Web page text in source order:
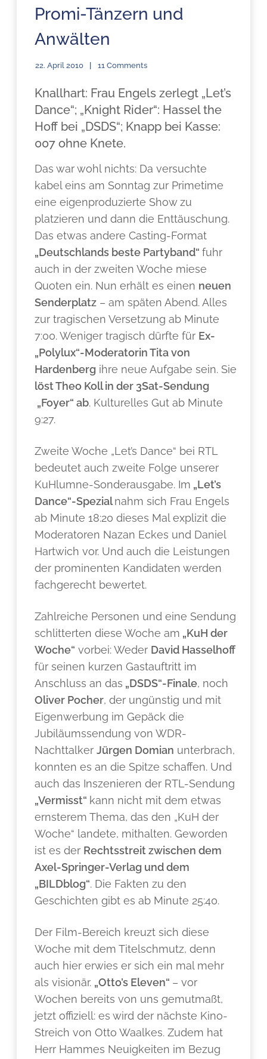
Promi-Tänzern und
Anwälten
22. April 2010 11 Comments
Knallhart: Frau Engels zerlegt „Let’s
Dance“; „Knight Rider“: Hassel the
Hoff bei „DSDS“; Knapp bei Kasse:
007 ohne Knete.
Das war wohl nichts: Da versuchte
kabel eins am Sonntag zur Primetime
eine eigenproduzierte Show zu
platzieren und dann die Enttäuschung.
Das etwas andere Casting-Format
„Deutschlands beste Partyband“fuhr
auch in der zweiten Woche miese
Quoten ein. Nun erhält es einen neuen
Senderplatz – am späten Abend. Alles
zur tragischen Versetzung ab Minute
7:00. Weniger tragisch dürfte für Ex-
„Polylux“-Moderatorin Tita von
Hardenberg ihre neue Aufgabe sein. Sie
löst Theo Koll in der 3Sat-Sendung
„Foyer“ ab. Kulturelles Gut ab Minute
9:27.
Zweite Woche „Let’s Dance“ bei RTL
bedeutet auch zweite Folge unserer
KuHlumne-Sonderausgabe. Im „Let’s
Dance“-Spezialnahm sich Frau Engels
ab Minute 18:20 dieses Mal explizit die
Moderatoren Nazan Eckes und Daniel
Hartwich vor. Und auch die Leistungen
der prominenten Kandidaten werden
fachgerecht bewertet.
Zahlreiche Personen und eine Sendung
schlitterten diese Woche am „KuH der
Woche“ vorbei: Weder David Hasselhoff
für seinen kurzen Gastauftritt im
Anschluss an das „DSDS“-Finale, noch
Oliver Pocher, der ungünstig und mit
Eigenwerbung im Gepäck die
Jubiläumssendung von WDR-
NachttalkerJürgen Domian unterbrach,
konnten es an die Spitze schaffen. Und
auch das Inszenieren der RTL-Sendung
„Vermisst“ kann nicht mit dem etwas
ernsterem Thema, das den „KuH der
Woche“ landete, mithalten. Geworden
ist es der Rechtsstreit zwischen dem
Axel-Springer-Verlag und dem
„BILDblog“. Die Fakten zu den
Geschichten gibt es ab Minute 25:40.
Der Film-Bereich kreuzt sich diese
Woche mit dem Titelschmutz, denn
auch hier erwies er sich ein mal mehr
als visionär. „Otto’s Eleven“ – vor
Wochen bereits von uns gemutmaßt,
jetzt offiziell: es wird der nächste Kino-
Streich von Otto Waalkes. Zudem hat
Herr Hammes Neuigkeiten im Bezug